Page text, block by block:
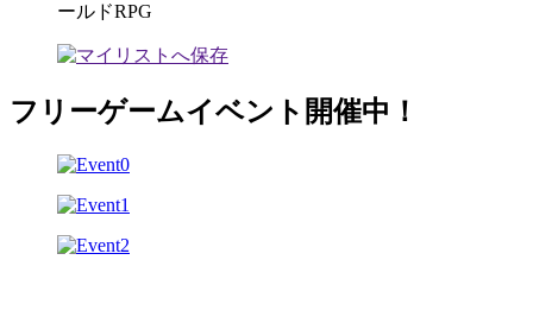
ールドRPG
フリーゲームイベント開催中！